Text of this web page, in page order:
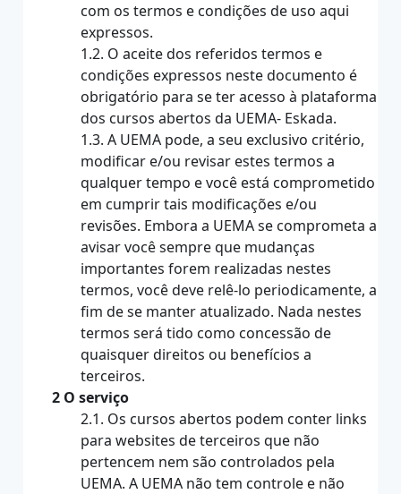
com os termos e condições de uso aqui
expressos.
1.2. O aceite dos referidos termos e
condições expressos neste documento é
obrigatório para se ter acesso à plataforma
dos cursos abertos da UEMA- Eskada.
1.3. A UEMA pode, a seu exclusivo critério,
modificar e/ou revisar estes termos a
qualquer tempo e você está comprometido
em cumprir tais modificações e/ou
revisões. Embora a UEMA se comprometa a
avisar você sempre que mudanças
importantes forem realizadas nestes
termos, você deve relê-lo periodicamente, a
fim de se manter atualizado. Nada nestes
termos será tido como concessão de
quaisquer direitos ou benefícios a
terceiros.
2 O serviço
2.1. Os cursos abertos podem conter links
para websites de terceiros que não
pertencem nem são controlados pela
UEMA. A UEMA não tem controle e não